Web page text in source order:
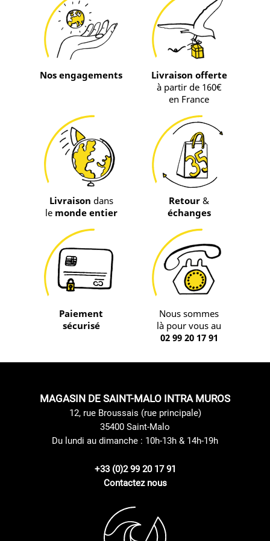
Nos engagements
Livraison offerte
à partir de 160€
en France
Livraison dans
lemonde entier
Retour &
échanges
Paiement
sécurisé
Nous sommes
là pour vous au
02 99 20 17 91
MAGASIN DE SAINT-MALO INTRA MUROS
12, rue Broussais (rue principale)
35400 Saint-Malo
Du lundi au dimanche : 10h-13h & 14h-19h
+33 (0)2 99 20 17 91
Contactez nous